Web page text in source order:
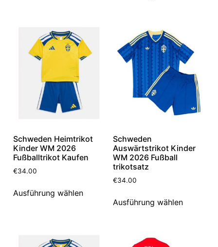
Schweden Heimtrikot
Kinder WM 2026
Fußballtrikot Kaufen
€34.00
Ausführung wählen
Schweden
Auswärtstrikot Kinder
WM 2026 Fußball
trikotsatz
€34.00
Ausführung wählen